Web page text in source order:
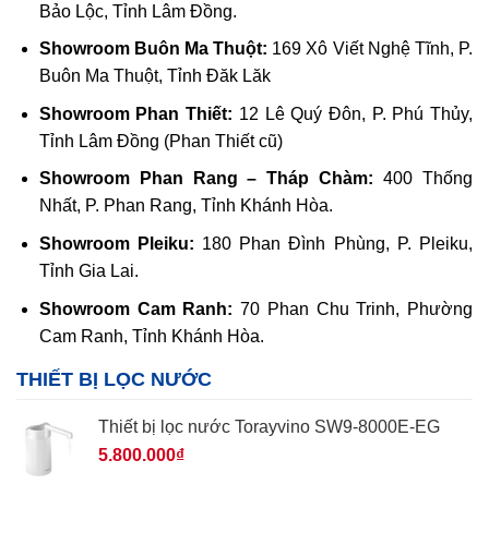
Bảo Lộc, Tỉnh Lâm Đồng.
Showroom Buôn Ma Thuột: 169 Xô Viết Nghệ Tĩnh, P.
Buôn Ma Thuột, Tỉnh Đăk Lăk
Showroom Phan Thiết: 12 Lê Quý Đôn, P. Phú Thủy,
Tỉnh Lâm Đồng (Phan Thiết cũ)
Showroom Phan Rang – Tháp Chàm: 400 Thống
Nhất, P. Phan Rang, Tỉnh Khánh Hòa.
Showroom Pleiku: 180 Phan Đình Phùng, P. Pleiku,
Tỉnh Gia Lai.
Showroom Cam Ranh: 70 Phan Chu Trinh, Phường
Cam Ranh, Tỉnh Khánh Hòa.
THIẾT BỊ LỌC NƯỚC
Thiết bị lọc nước Torayvino SW9-8000E-EG
5.800.000₫